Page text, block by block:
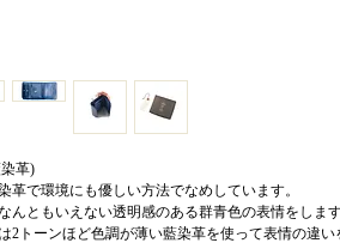
革)
で環境にも優しい方法でなめしています。
んともいえない透明感のある群青色の表情をします
2トーンほど色調が薄い藍染革を使って表情の違い